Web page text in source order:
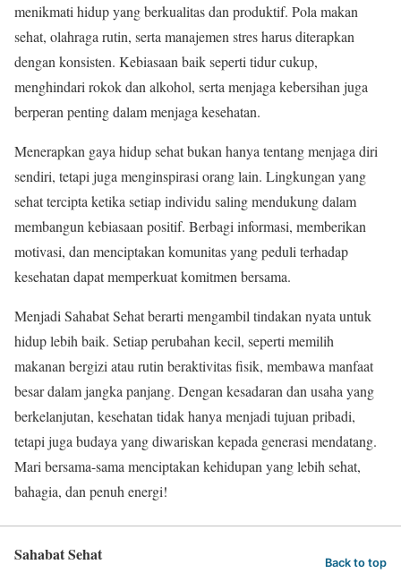
menikmati hidup yang berkualitas dan produktif. Pola makan
sehat, olahraga rutin, serta manajemen stres harus diterapkan
dengan konsisten. Kebiasaan baik seperti tidur cukup,
menghindari rokok dan alkohol, serta menjaga kebersihan juga
berperan penting dalam menjaga kesehatan.
Menerapkan gaya hidup sehat bukan hanya tentang menjaga diri
sendiri, tetapi juga menginspirasi orang lain. Lingkungan yang
sehat tercipta ketika setiap individu saling mendukung dalam
membangun kebiasaan positif. Berbagi informasi, memberikan
motivasi, dan menciptakan komunitas yang peduli terhadap
kesehatan dapat memperkuat komitmen bersama.
Menjadi Sahabat Sehat berarti mengambil tindakan nyata untuk
hidup lebih baik. Setiap perubahan kecil, seperti memilih
makanan bergizi atau rutin beraktivitas fisik, membawa manfaat
besar dalam jangka panjang. Dengan kesadaran dan usaha yang
berkelanjutan, kesehatan tidak hanya menjadi tujuan pribadi,
tetapi juga budaya yang diwariskan kepada generasi mendatang.
Mari bersama-sama menciptakan kehidupan yang lebih sehat,
bahagia, dan penuh energi!
Sahabat Sehat Back to top